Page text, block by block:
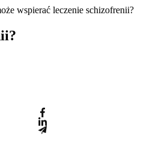
wspierać leczenie schizofrenii?